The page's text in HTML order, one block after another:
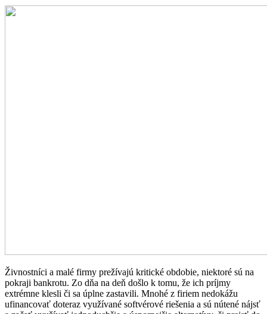
Živnostníci a malé firmy prežívajú kritické obdobie, niektoré sú na
pokraji bankrotu. Zo dňa na deň došlo k tomu, že ich príjmy
extrémne klesli či sa úplne zastavili. Mnohé z firiem nedokážu
ufinancovať doteraz využívané softvérové riešenia a sú nútené nájsť